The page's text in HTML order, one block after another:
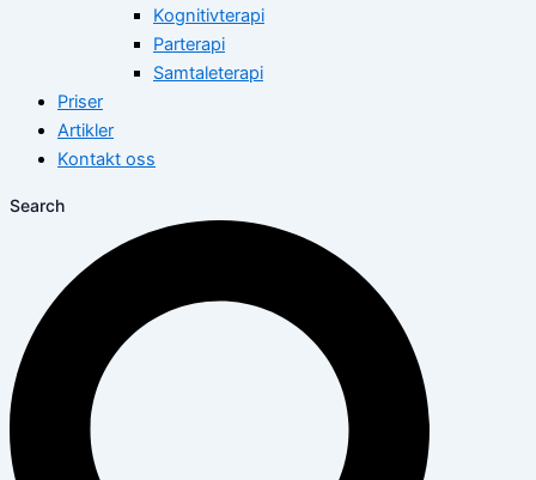
Kognitivterapi
Parterapi
Samtaleterapi
Priser
Artikler
Kontakt oss
Search